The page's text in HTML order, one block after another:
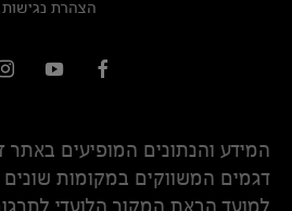
הצהרת נגישות
המידע והנתונים המופיעים באתר
דגמים המשווקים במקומות שונים